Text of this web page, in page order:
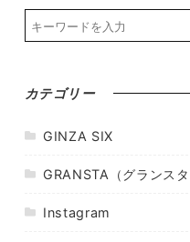
カテゴリー
GINZA SIX
GRANSTA（グランスタ
Instagram